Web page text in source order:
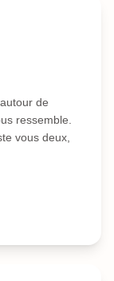
de
ressemble.
vous deux,